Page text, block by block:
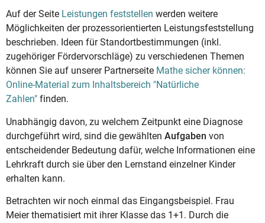
Auf der Seite Leistungen feststellen werden weitere
Möglichkeiten der prozessorientierten Leistungsfeststellung
beschrieben. Ideen für Standortbestimmungen (inkl.
zugehöriger Fördervorschläge) zu verschiedenen Themen
können Sie auf unserer Partnerseite Mathe sicher können:
Online-Material zum Inhaltsbereich "Natürliche
Zahlen" finden.
Unabhängig davon, zu welchem Zeitpunkt eine Diagnose
durchgeführt wird, sind die gewählten Aufgaben von
entscheidender Bedeutung dafür, welche Informationen eine
Lehrkraft durch sie über den Lernstand einzelner Kinder
erhalten kann.
Betrachten wir noch einmal das Eingangsbeispiel. Frau
Meier thematisiert mit ihrer Klasse das 1+1. Durch die